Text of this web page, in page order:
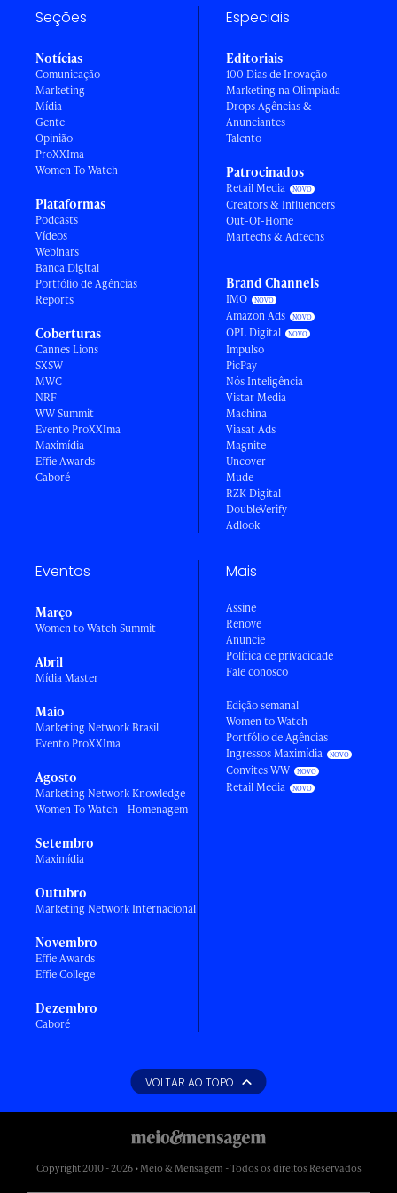
Seções
Notícias
Comunicação
Marketing
Mídia
Gente
Opinião
ProXXIma
Women To Watch
Plataformas
Podcasts
Vídeos
Webinars
Banca Digital
Portfólio de Agências
Reports
Coberturas
Cannes Lions
SXSW
MWC
NRF
WW Summit
Evento ProXXIma
Maximídia
Effie Awards
Caboré
Especiais
Editoriais
100 Dias de Inovação
Marketing na Olimpíada
Drops Agências &
Anunciantes
Talento
Patrocinados
Retail Media
Creators & Influencers
Out-Of-Home
Martechs & Adtechs
Brand Channels
IMO
Amazon Ads
OPL Digital
Impulso
PicPay
Nós Inteligência
Vistar Media
Machina
Viasat Ads
Magnite
Uncover
Mude
RZK Digital
DoubleVerify
Adlook
Eventos
Março
Women to Watch Summit
Abril
Mídia Master
Maio
Marketing Network Brasil
Evento ProXXIma
Agosto
Marketing Network Knowledge
Women To Watch - Homenagem
Setembro
Maximídia
Outubro
Marketing Network Internacional
Novembro
Effie Awards
Effie College
Dezembro
Caboré
Mais
Assine
Renove
Anuncie
Política de privacidade
Fale conosco
Edição semanal
Women to Watch
Portfólio de Agências
Ingressos Maximídia
Convites WW
Retail Media
VOLTAR AO TOPO
Copyright 2010 - 2026 • Meio & Mensagem - Todos os direitos Reservados